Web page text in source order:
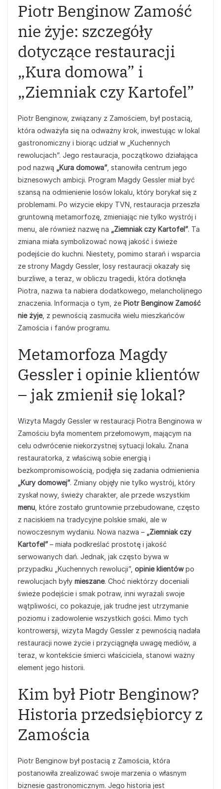
Piotr Benginow Zamość
nie żyje: szczegóły
dotyczące restauracji
„Kura domowa” i
„Ziemniak czy Kartofel”
Piotr Benginow, związany z Zamościem, był postacią,
która odważyła się na odważny krok, inwestując w lokal
gastronomiczny i biorąc udział w „Kuchennych
rewolucjach”. Jego restauracja, początkowo działająca
pod nazwą „Kura domowa” , stanowiła centrum jego
biznesowych ambicji. Program Magdy Gessler miał być
szansą na odmienienie losów lokalu, który borykał się z
problemami. Po wizycie ekipy TVN, restauracja przeszła
gruntowną metamorfozę, zmieniając nie tylko wystrój i
menu, ale również nazwę na „Ziemniak czy Kartofel”. Ta
zmiana miała symbolizować nową jakość i świeże
podejście do kuchni. Niestety, pomimo starań i wsparcia
ze strony Magdy Gessler, losy restauracji okazały się
burzliwe, a teraz, w obliczu tragedii, która dotknęła
Piotra, nazwa ta nabiera dodatkowego, melancholijnego
znaczenia. Informacja o tym, że Piotr Benginow Zamość
nie żyje, z pewnością zasmuciła wielu mieszkańców
Zamościa i fanów programu.
Metamorfoza Magdy
Gessler i opinie klientów
– jak zmienił się lokal?
Wizyta Magdy Gessler w restauracji Piotra Benginowa w
Zamościu była momentem przełomowym, mającym na
celu odwrócenie niekorzystnej sytuacji lokalu. Znana
restauratorka, z właściwą sobie energią i
bezkompromisowością, podjęła się zadania odmienienia
„Kury domowej”. Zmiany objęły nie tylko wystrój, który
zyskał nowy, świeży charakter, ale przede wszystkim
menu , które zostało gruntownie przebudowane, często
z naciskiem na tradycyjne polskie smaki, ale w
nowoczesnym wydaniu. Nowa nazwa – „Ziemniak czy
Kartofel” – miała podkreślać prostotę i jakość
serwowanych dań. Jednak, jak często bywa w
przypadku „Kuchennych rewolucji”, opinie klientówpo
rewolucjach były mieszane. Choć niektórzy doceniali
świeże podejście i smak potraw, inni wyrażali swoje
wątpliwości, co pokazuje, jak trudne jest utrzymanie
poziomu i zadowolenie wszystkich gości. Mimo tych
kontrowersji, wizyta Magdy Gessler z pewnością nadała
restauracji nowe życie i przyciągnęła uwagę mediów, a
teraz, w kontekście śmierci właściciela, stanowi ważny
element jego historii.
Kim był Piotr Benginow?
Historia przedsiębiorcy z
Zamościa
Piotr Benginow był postacią z Zamościa, która
postanowiła zrealizować swoje marzenia o własnym
biznesie gastronomicznym. Jego historia jest